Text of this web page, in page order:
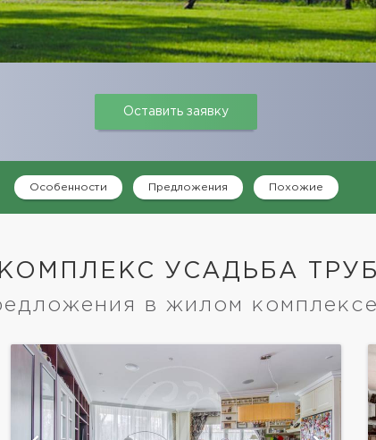
Оставить заявку
Особенности Предложения Похожие
УСАДЬБА
в жилом комплексе